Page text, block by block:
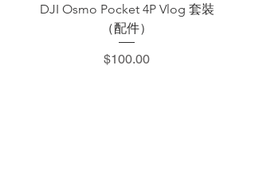
DJI Osmo Pocket 4P Vlog 套裝
（配件）
價格
$100.00